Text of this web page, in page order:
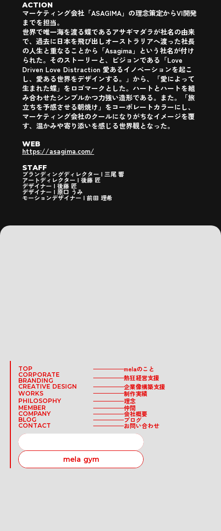
ACTION
マーケティング会社「ASAGIMA」の理念策定からVI開発
までを担当。
世界で唯一海を渡る蝶であるアサギマダラが社名の由来
で、過去に日本を飛び出しオーストラリアへ渡った社長
の人生と重なることから「Asagima」という社名が付け
られた。そのストーリーと、ビジョンである「Love
Driven Love Distraction 愛あるイノベーションを起こ
し、愛ある世界をデザインする。」から、「愛によって
生まれた蝶」をロゴマークとした。ハートとハートを組
み合わせたシンプルかつ力強い造形である。また。「旅
立ちを予感させる朝焼け」をコーポレートカラーにし、
マーケティング会社のクールになりがちなイメージを覆
す、温かみや寄り添いを感じる世界観となった。
WEB
https://asagima.com/
STAFF
ブランディングディレクター | 三尾 響
アートディレクター | 後藤 匠
デザイナー | 後藤 匠
デザイナー | 原口 うみ
モーションデザイナー | 前田 理希
TOP melaのこと
CORPORATE
BRANDING
熱狂経営支援
CREATIVE DESIGN 企業像構築支援
WORKS 制作実績
PHILOSOPHY 理念
MEMBER 仲間
COMPANY 会社概要
BLOG ブログ
CONTACT お問い合わせ
mela gym